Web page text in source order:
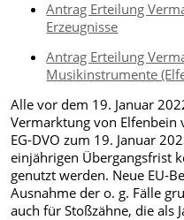
Antrag Erteilung
Erzeugnisse
Antrag Erteilung
Musikinstrumente
Alle vor dem 19. Januar
Vermarktung von Elfenbein
EG-DVO zum 19. Januar
einjährigen Übergangsfrist
genutzt werden. Neue EU-
Ausnahme der o. g. Fälle
auch für Stoßzähne, die als